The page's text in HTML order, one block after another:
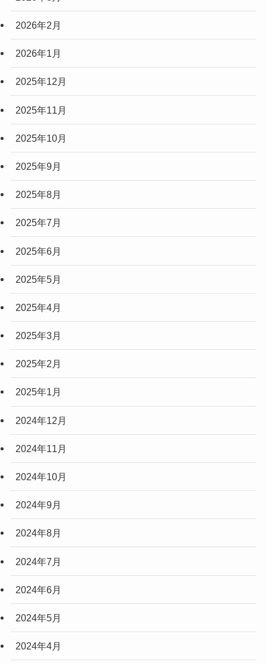
2026年2月
2026年1月
2025年12月
2025年11月
2025年10月
2025年9月
2025年8月
2025年7月
2025年6月
2025年5月
2025年4月
2025年3月
2025年2月
2025年1月
2024年12月
2024年11月
2024年10月
2024年9月
2024年8月
2024年7月
2024年6月
2024年5月
2024年4月